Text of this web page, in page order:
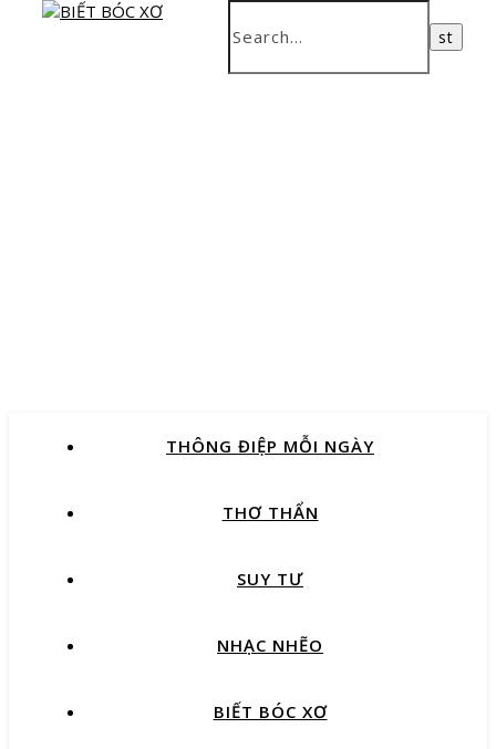
THÔNG ĐIỆP MỖI NGÀY
THƠ THẨN
SUY TƯ
NHẠC NHẼO
BIẾT BÓC XƠ